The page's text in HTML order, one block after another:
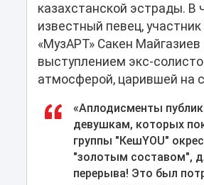
казахстанской эстрады. В
известный певец, участник
«МузАРТ» Сакен Майгазиев
выступлением экс-
атмосферой, царившей на
«Аплодисменты
девушкам, которых
группы "КешYOU"
"золотым составом",
перерыва! Это был